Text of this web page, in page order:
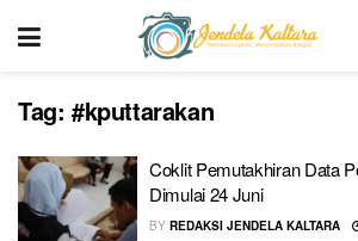
Tag: #kputtarakan
Coklit Pemutakhiran Data
Dimulai 24 Juni
BY REDAKSI JENDELA KALTARA